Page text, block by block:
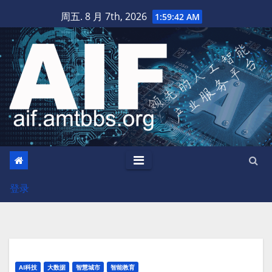
至
内
容
周五. 8 月 7th, 2026 1:59:43 AM
登录
AI科技 大数据 智慧城市 智能教育